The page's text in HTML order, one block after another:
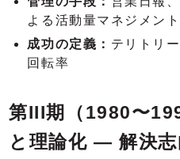
よる活動量マネジメント
成功の定義： テリトリ
回転率
第III期（1980〜
と理論化 ― 解決